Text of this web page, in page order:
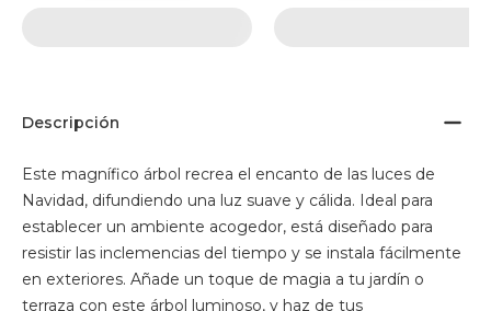
Descripción
Este magnífico árbol recrea el encanto de las luces de
Navidad, difundiendo una luz suave y cálida. Ideal para
establecer un ambiente acogedor, está diseñado para
resistir las inclemencias del tiempo y se instala fácilmente
en exteriores. Añade un toque de magia a tu jardín o
terraza con este árbol luminoso, y haz de tus